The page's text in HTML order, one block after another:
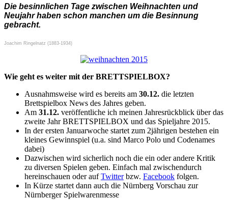
Die besinnlichen Tage zwischen Weihnachten und
Neujahr haben schon manchen um die Besinnung
gebracht.
Joachim Ringelnatz (1883-1934)
Wie geht es weiter mit der BRETTSPIELBOX?
Ausnahmsweise wird es bereits am 30.12. die letzten
Brettspielbox News des Jahres geben.
Am 31.12. veröffentliche ich meinen Jahresrückblick über das
zweite Jahr BRETTSPIELBOX und das Spieljahre 2015.
In der ersten Januarwoche startet zum 2jährigen bestehen ein
kleines Gewinnspiel (u.a. sind Marco Polo und Codenames
dabei)
Dazwischen wird sicherlich noch die ein oder andere Kritik
zu diversen Spielen geben. Einfach mal zwischendurch
hereinschauen oder aufTwitterbzw. Facebook folgen.
In Kürze startet dann auch die Nürnberg Vorschau zur
Nürnberger Spielwarenmesse